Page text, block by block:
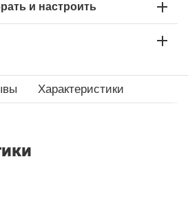
и настроить
Характеристики